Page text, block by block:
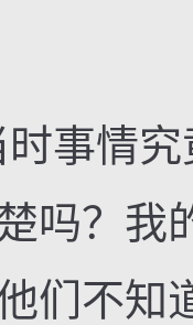
情究
吗？我
们不知